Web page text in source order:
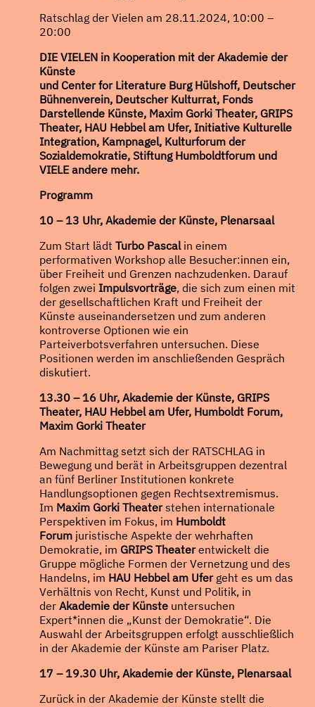
Ratschlag der Vielen am 28.11.2024, 10:00 –
20:00
DIE VIELEN in Kooperation mit der Akademie der
Künste
und Center for Literature Burg Hülshoff, Deutscher
Bühnenverein, Deutscher Kulturrat, Fonds
Darstellende Künste, Maxim Gorki Theater, GRIPS
Theater, HAU Hebbel am Ufer, Initiative Kulturelle
Integration, Kampnagel, Kulturforum der
Sozialdemokratie, Stiftung Humboldtforum und
VIELE andere mehr.
Programm
10 – 13 Uhr, Akademie der Künste, Plenarsaal
Zum Start lädt Turbo Pascalin einem
performativen Workshop alle Besucher:innen ein,
über Freiheit und Grenzen nachzudenken. Darauf
folgen zwei Impulsvorträge, die sich zum einen mit
der gesellschaftlichen Kraft und Freiheit der
Künste auseinandersetzen und zum anderen
kontroverse Optionen wie ein
Parteiverbotsverfahren untersuchen. Diese
Positionen werden im anschließenden Gespräch
diskutiert.
13.30 – 16 Uhr, Akademie der Künste, GRIPS
Theater, HAU Hebbel am Ufer, Humboldt Forum,
Maxim Gorki Theater
Am Nachmittag setzt sich der RATSCHLAG in
Bewegung und berät in Arbeitsgruppen dezentral
an fünf Berliner Institutionen konkrete
Handlungsoptionen gegen Rechtsextremismus.
Im Maxim Gorki Theaterstehen internationale
Perspektiven im Fokus, im Humboldt
Forumjuristische Aspekte der wehrhaften
Demokratie, im GRIPS Theaterentwickelt die
Gruppe mögliche Formen der Vernetzung und des
Handelns, im HAU Hebbel am Ufergeht es um das
Verhältnis von Recht, Kunst und Politik, in
der Akademie der Künsteuntersuchen
Expert*innen die „Kunst der Demokratie“. Die
Auswahl der Arbeitsgruppen erfolgt ausschließlich
in der Akademie der Künste am Pariser Platz.
17 – 19.30 Uhr, Akademie der Künste, Plenarsaal
Zurück in der Akademie der Künste stellt die